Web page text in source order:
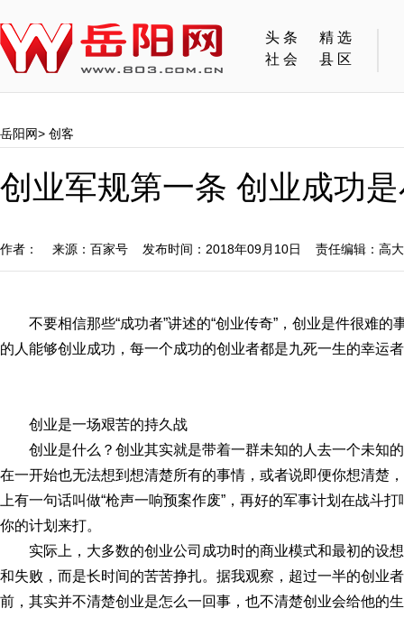
头条
精选
社会
县区
岳阳网> 创客
创业军规第一条 创业成功
作者： 来源：百家号 发布时间：2018年09月10日 责任编辑：高
不要相信那些“成功者”讲述的“创业传奇”，创业是件很难
的人能够创业成功，每一个成功的创业者都是九死一生的幸运
创业是一场艰苦的持久战
创业是什么？创业其实就是带着一群未知的人去一个未知
在一开始也无法想到想清楚所有的事情，或者说即便你想清楚
上有一句话叫做“枪声一响预案作废”，再好的军事计划在战斗
你的计划来打。
实际上，大多数的创业公司成功时的商业模式和最初的设
和失败，而是长时间的苦苦挣扎。据我观察，超过一半的创业
前，其实并不清楚创业是怎么一回事，也不清楚创业会给他的